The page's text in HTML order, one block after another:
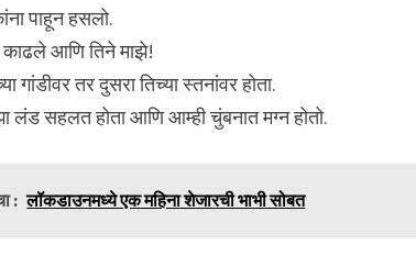
पाहून हसलो.
काढले आणि तिने माझे!
गांडीवर तर दुसरा तिच्या स्तनांवर होता.
लंड सहलत होता आणि आम्ही चुंबनात मग्न होतो.
: लॉकडाउनमध्ये एक महिना शेजारची भाभी सोबत